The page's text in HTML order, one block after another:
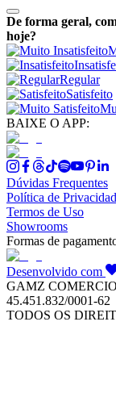
De forma geral,
hoje?
Regular
Satisfeito
BAIXE O APP:
Dúvidas Frequentes
Política de
Termos de Uso
Showrooms
Formas de
Desenvolvido com
GAMZ
45.451.832/0001-62
TODOS OS